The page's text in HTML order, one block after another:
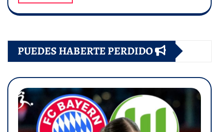
PUEDES HABERTE PERDIDO